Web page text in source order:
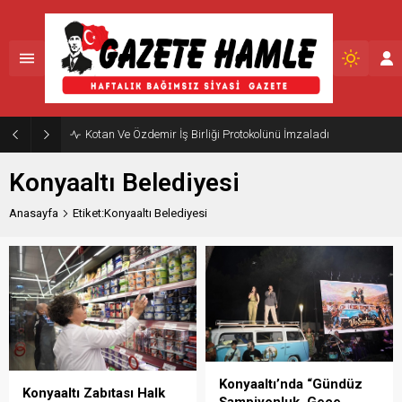
Konyaaltı Belediyesi
Anasayfa Etiket:Konyaaltı Belediyesi
Konyaaltı Zabıtası Halk
Konyaaltı’nda “Gündüz